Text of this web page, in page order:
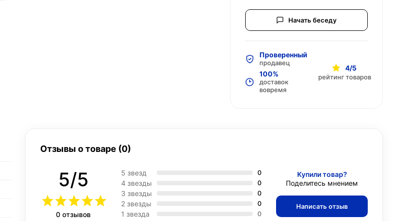
Начать беседу
Проверенный
продавец
100%
доставок
вовремя
4/5
рейтинг товаров
Отзывы о товаре (0)
5/5
0 отзывов
5 звезд 0
4 звезды 0
3 звезды 0
2 звезды 0
1 звезда 0
Купили товар?
Поделитесь мнением
Написать отзыв